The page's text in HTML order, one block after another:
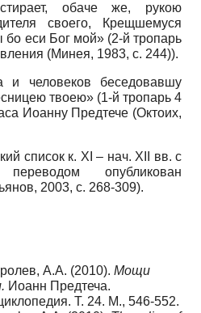
обаче же, рукою
своего, Крещшемуся
еси Бог мой» (2-й тропарь
(Минея, 1983, с. 244)).
и человеков беседовавшу
твоею» (1-й тропарь 4
Иоанну Предтече (Октоих,
список к. XI – нач. XII вв. с
опубликован
2003, с. 268-309).
А.А. (2010). Мощи
Иоанн Предтеча.
Т. 24. М., 546-552.